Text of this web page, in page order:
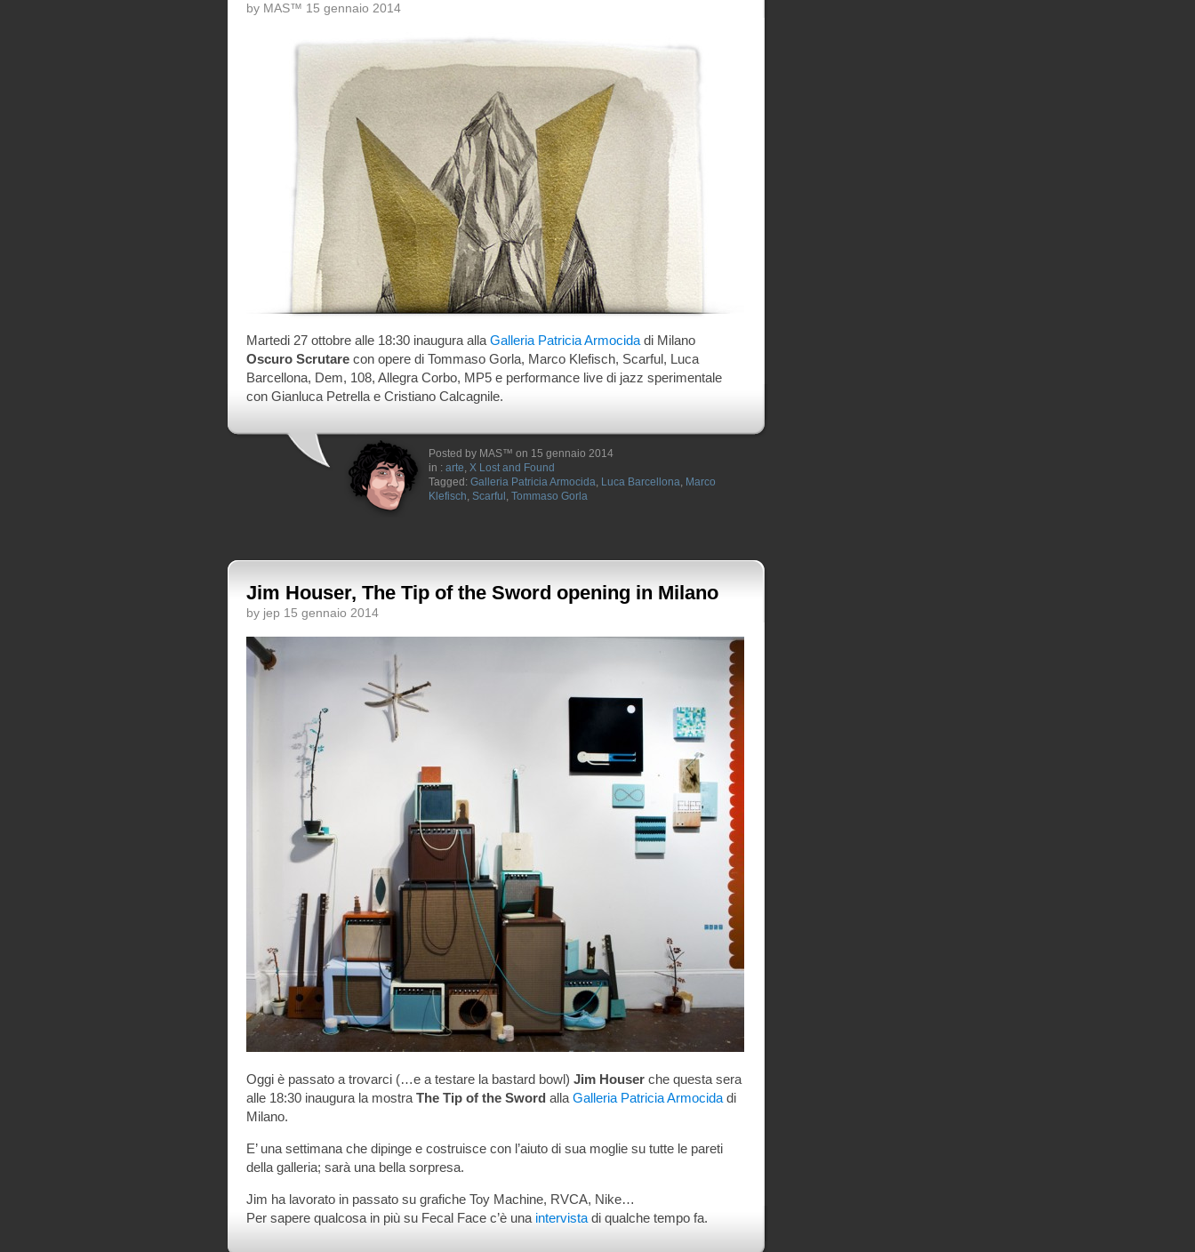
by MAS™ 15 gennaio 2014
Martedi 27 ottobre alle 18:30 inaugura alla Galleria Patricia Armocida di Milano
Oscuro Scrutare con opere di Tommaso Gorla, Marco Klefisch, Scarful, Luca
Barcellona, Dem, 108, Allegra Corbo, MP5 e performance live di jazz sperimentale
con Gianluca Petrella e Cristiano Calcagnile.
Posted by MAS™ on 15 gennaio 2014
in : arte, X Lost and Found
Tagged: Galleria Patricia Armocida, Luca Barcellona, Marco
Klefisch, Scarful , Tommaso Gorla
Jim Houser, The Tip of the Sword opening in Milano
by jep 15 gennaio 2014
Oggi è passato a trovarci (…e a testare la bastard bowl) Jim Houser che questa sera
alle 18:30 inaugura la mostra The Tip of the Sword alla Galleria Patricia Armocida di
Milano.
E’ una settimana che dipinge e costruisce con l’aiuto di sua moglie su tutte le pareti
della galleria; sarà una bella sorpresa.
Jim ha lavorato in passato su grafiche Toy Machine, RVCA, Nike…
Per sapere qualcosa in più su Fecal Face c’è una intervista di qualche tempo fa.